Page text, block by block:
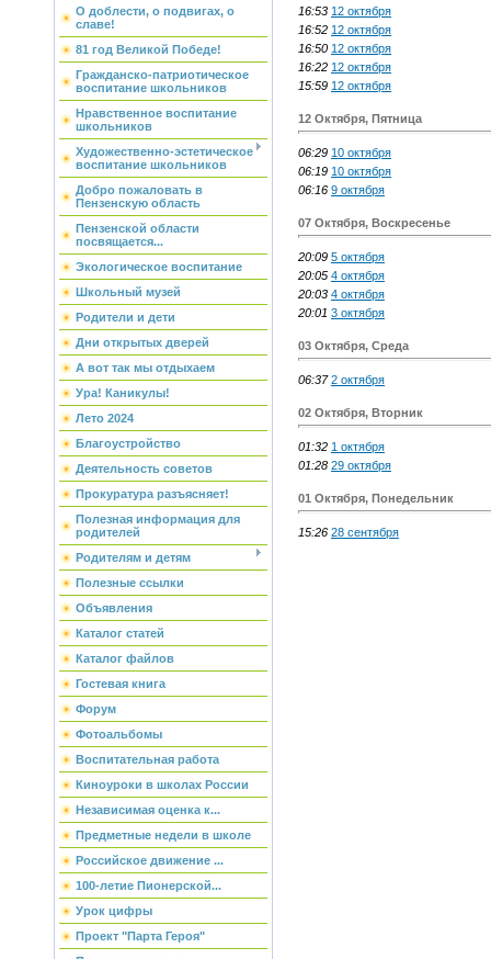
О доблести, о подвигах, о
славе!
81 год Великой Победе!
Гражданско-патриотическое
воспитание школьников
Нравственное воспитание
школьников
Художественно-эстетическое
воспитание школьников
Добро пожаловать в
Пензенскую область
Пензенской области
посвящается...
Экологическое воспитание
Школьный музей
Родители и дети
Дни открытых дверей
А вот так мы отдыхаем
Ура! Каникулы!
Лето 2024
Благоустройство
Деятельность советов
Прокуратура разъясняет!
Полезная информация для
родителей
Родителям и детям
Полезные ссылки
Объявления
Каталог статей
Каталог файлов
Гостевая книга
Форум
Фотоальбомы
Воспитательная работа
Киноуроки в школах России
Независимая оценка к...
Предметные недели в школе
Российское движение ...
100-летие Пионерской...
Урок цифры
Проект "Парта Героя"
16:53 12 октября
16:52 12 октября
16:50 12 октября
16:22 12 октября
15:59 12 октября
12 Октября, Пятница
06:29 10 октября
06:19 10 октября
06:16 9 октября
07 Октября, Воскресенье
20:09 5 октября
20:05 4 октября
20:03 4 октября
20:01 3 октября
03 Октября, Среда
06:37 2 октября
02 Октября, Вторник
01:32 1 октября
01:28 29 октября
01 Октября, Понедельник
15:26 28 сентября